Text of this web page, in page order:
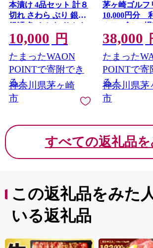
本漬け 4品セット 計８
切れ さわら ぶり 銀鮭
銀鱈 魚 さかな サカナ
漬け魚 おかず 本格的
手軽 お弁当 夕飯 簡単
調理 パック 粕 味噌 漬
魚 神奈川県 茅ヶ崎市
加工食品 魚貝類
10,000 円
たまったWAON
POINTで寄附でき
る！
神奈川県茅ヶ崎
市
茅ヶ崎ゴルフ
10,000円分
ルフ ゴルフ
ラウンド 運動
ポーツ 自然 コ
38,000
たまった
POINTで寄
る！
神奈川県茅
市
すべての返礼品を
この返礼品をみた
いる返礼品